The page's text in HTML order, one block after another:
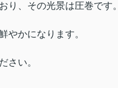
り、その光景は圧巻です。
やかになります。
さい。